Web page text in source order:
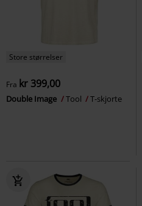
Store størrelser
Fra kr 399,00
Double Image Tool T-skjorte